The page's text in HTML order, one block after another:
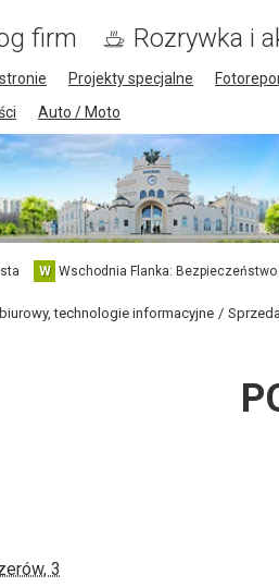
firm Rozrywka i
Projekty specjalne
Auto / Moto
W Wschodnia Flanka: Bezpieczeństwo
technologie informacyjne
3